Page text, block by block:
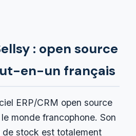
: open source
en-un français
ERP/CRM open source
monde francophone. Son
stock est totalement